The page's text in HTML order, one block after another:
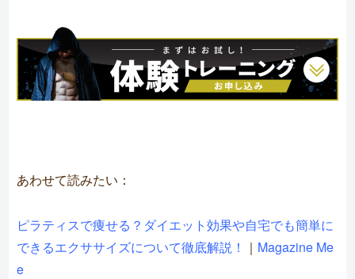
あわせて読みたい：
ピラティスで痩せる？ダイエット効果や自宅でも簡単に
できるエクササイズについて徹底解説！
｜ Magazine Me
e